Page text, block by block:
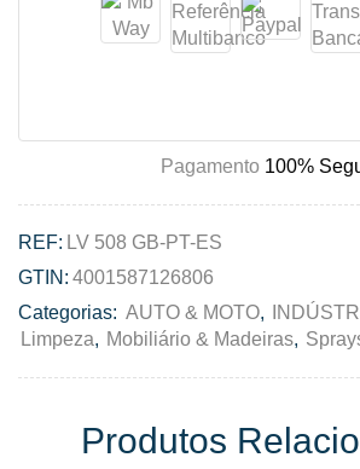
Pagamento 100%
REF: LV 508 GB-PT-ES
GTIN: 4001587126806
Categorias: AUTO & MOTO,
Limpeza, Mobiliário & Madeiras,
Produtos